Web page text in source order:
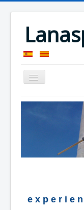
Presentación
Localización
e x p e r i e